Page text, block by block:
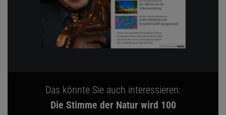
Das könnte Sie auch interessieren:
Die Stimme der Natur wird 100